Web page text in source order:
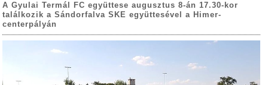
A Gyulai Termál FC együttese augusztus 8-án 17.30-kor
találkozik a Sándorfalva SKE együttesével a Himer-
centerpályán